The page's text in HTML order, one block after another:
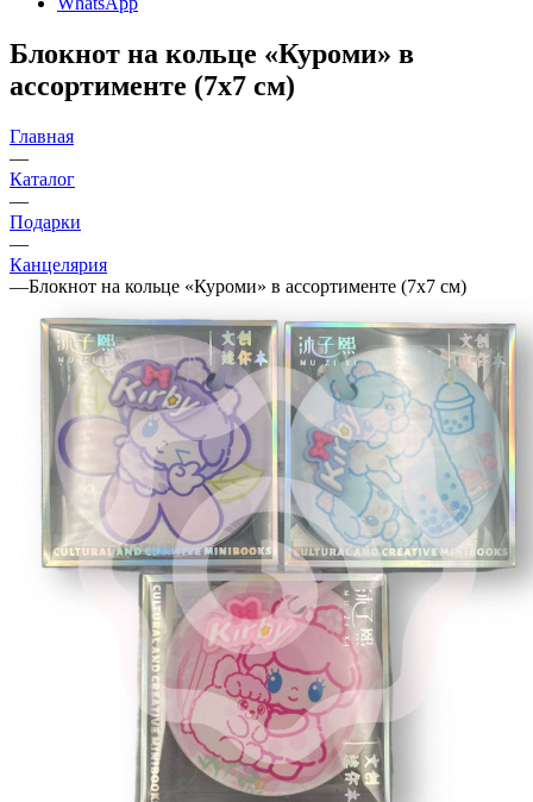
Блокнот на кольце «Куроми» в
ассортименте (7х7 см)
Главная
—
Каталог
—
Подарки
—
Канцелярия
—Блокнот на кольце «Куроми» в ассортименте (7х7 см)